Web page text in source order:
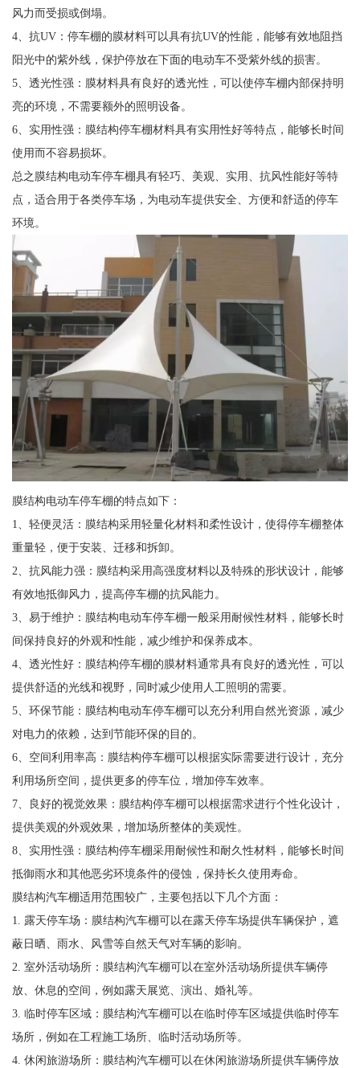
风力而受损或倒塌。
4、抗UV：停车棚的膜材料可以具有抗UV的性能，能够有效地阻挡
阳光中的紫外线，保护停放在下面的电动车不受紫外线的损害。
5、透光性强：膜材料具有良好的透光性，可以使停车棚内部保持明
亮的环境，不需要额外的照明设备。
6、实用性强：膜结构停车棚材料具有实用性好等特点，能够长时间
使用而不容易损坏。
总之膜结构电动车停车棚具有轻巧、美观、实用、抗风性能好等特
点，适合用于各类停车场，为电动车提供安全、方便和舒适的停车
环境。
膜结构电动车停车棚的特点如下：
1、轻便灵活：膜结构采用轻量化材料和柔性设计，使得停车棚整体
重量轻，便于安装、迁移和拆卸。
2、抗风能力强：膜结构采用高强度材料以及特殊的形状设计，能够
有效地抵御风力，提高停车棚的抗风能力。
3、易于维护：膜结构电动车停车棚一般采用耐候性材料，能够长时
间保持良好的外观和性能，减少维护和保养成本。
4、透光性好：膜结构停车棚的膜材料通常具有良好的透光性，可以
提供舒适的光线和视野，同时减少使用人工照明的需要。
5、环保节能：膜结构电动车停车棚可以充分利用自然光资源，减少
对电力的依赖，达到节能环保的目的。
6、空间利用率高：膜结构停车棚可以根据实际需要进行设计，充分
利用场所空间，提供更多的停车位，增加停车效率。
7、良好的视觉效果：膜结构停车棚可以根据需求进行个性化设计，
提供美观的外观效果，增加场所整体的美观性。
8、实用性强：膜结构停车棚采用耐候性和耐久性材料，能够长时间
抵御雨水和其他恶劣环境条件的侵蚀，保持长久使用寿命。
膜结构汽车棚适用范围较广，主要包括以下几个方面：
1. 露天停车场：膜结构汽车棚可以在露天停车场提供车辆保护，遮
蔽日晒、雨水、风雪等自然天气对车辆的影响。
2. 室外活动场所：膜结构汽车棚可以在室外活动场所提供车辆停
放、休息的空间，例如露天展览、演出、婚礼等。
3. 临时停车区域：膜结构汽车棚可以在临时停车区域提供临时停车
场所，例如在工程施工场所、临时活动场所等。
4. 休闲旅游场所：膜结构汽车棚可以在休闲旅游场所提供车辆停放